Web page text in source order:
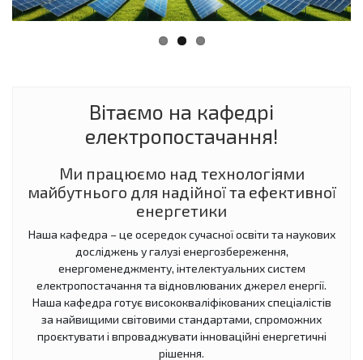
Вітаємо на кафедрі
електропостачання!
Ми працюємо над технологіями
майбутнього для надійної та ефективної
енергетики
Наша кафедра – це осередок сучасної освіти та наукових
досліджень у галузі енергозбереження,
енергоменеджменту, інтелектуальних систем
електропостачання та відновлюваних джерел енергії.
Наша кафедра готує висококваліфікованих спеціалістів
за найвищими світовими стандартами, спроможних
проєктувати і впроваджувати інноваційні енергетичні
рішення.